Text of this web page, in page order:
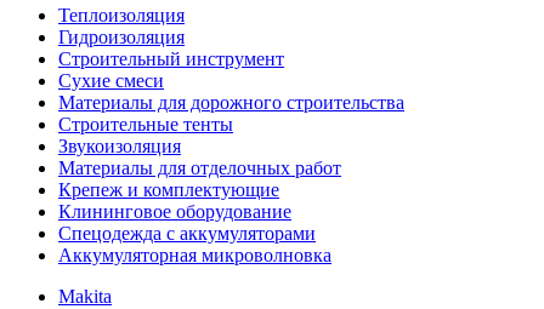
Теплоизоляция
Гидроизоляция
Строительный инструмент
Сухие смеси
Материалы для дорожного строительства
Строительные тенты
Звукоизоляция
Материалы для отделочных работ
Крепеж и комплектующие
Клининговое оборудование
Спецодежда с аккумуляторами
Аккумуляторная микроволновка
Makita